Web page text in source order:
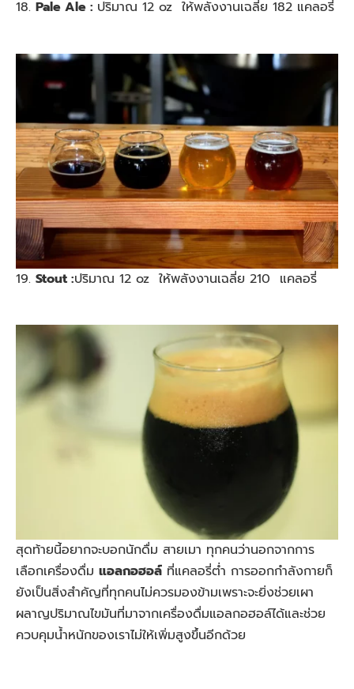
18. Pale Ale : ปริมาณ 12 oz ให้พลังงานเฉลี่ย 182 แคลอรี่
19. Stout :ปริมาณ 12 oz ให้พลังงานเฉลี่ย 210 แคลอรี่
สุดท้ายนี้อยากจะบอกนักดื่ม สายเมา ทุกคนว่านอกจากการ
เลือกเครื่องดื่ม แอลกอฮอล์ ที่แคลอรี่ต่ำ การออกกำลังกายก็
ยังเป็นสิ่งสำคัญที่ทุกคนไม่ควรมองข้ามเพราะจะยิ่งช่วยเผา
ผลาญปริมาณไขมันที่มาจากเครื่องดื่มแอลกอฮอล์ได้และช่วย
ควบคุมน้ำหนักของเราไม่ให้เพิ่มสูงขึ้นอีกด้วย